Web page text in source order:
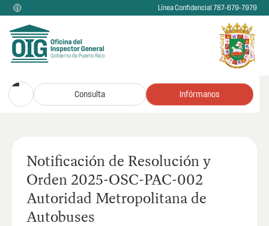
Línea Confidencial 787-679-7979
Consulta Infórmanos
Notificación de Resolución y
Orden 2025-OSC-PAC-002
Autoridad Metropolitana de
Autobuses